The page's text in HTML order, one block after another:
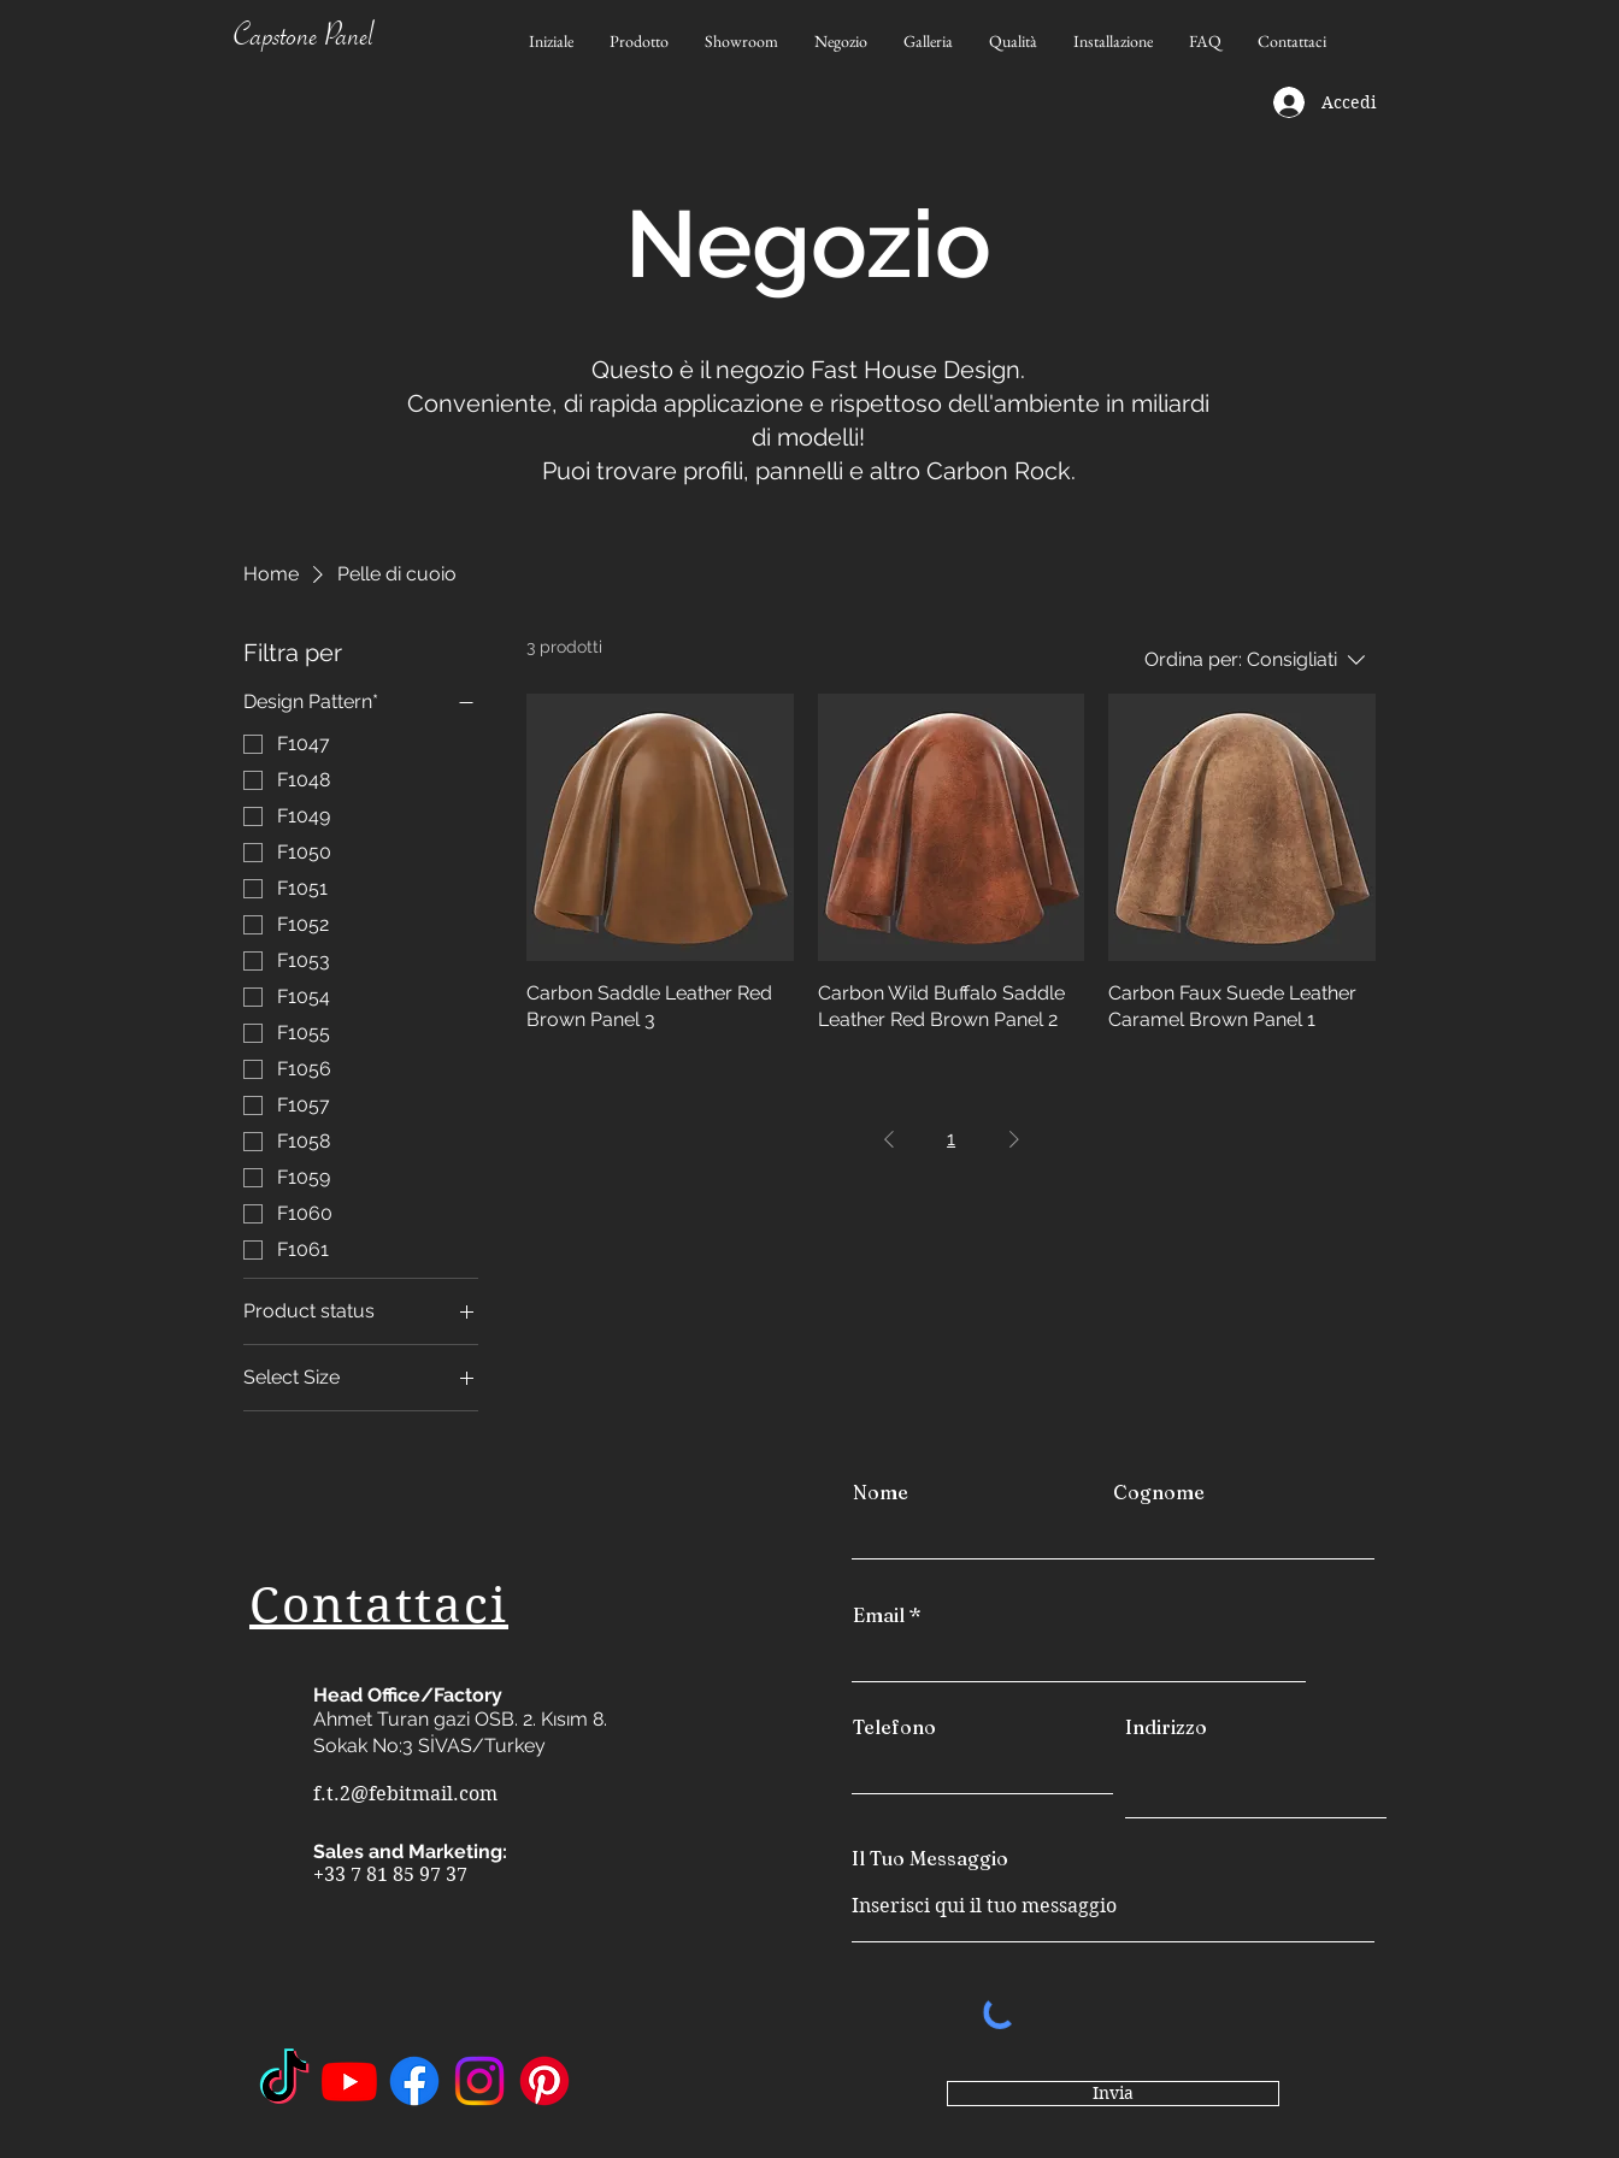
Capstone Panel Iniziale Prodotto Showroom Negozio Galleria Qualità Installazione FAQ Contattaci
Accedi
Negozio
Questo è il negozio Fast House Design.
Conveniente, di rapida applicazione e rispettoso dell'ambiente in miliardi
di modelli!
Puoi trovare profili, pannelli e altro Carbon Rock.
Home Pelle di cuoio
Filtra per
Design Pattern*
F1047
F1048
F1049
F1050
F1051
F1052
F1053
F1054
F1055
F1056
F1057
F1058
F1059
F1060
F1061
Product status
3 months later
Select Size
125x280
3 prodotti
Ordina per: Consigliati
Carbon Saddle Leather Red
Brown Panel 3
Carbon Wild Buffalo Saddle
Leather Red Brown Panel 2
Carbon Faux Suede Leather
Caramel Brown Panel 1
1
Contattaci
Head Office/Factory
Ahmet Turan gazi OSB. 2. Kısım 8.
Sokak No:3 SİVAS/Turkey
f.t.2@febitmail.com
Sales and Marketing:
+33 7 81 85 97 37
Nome Cognome
Email
Telefono Indirizzo
Il Tuo Messaggio
Invia